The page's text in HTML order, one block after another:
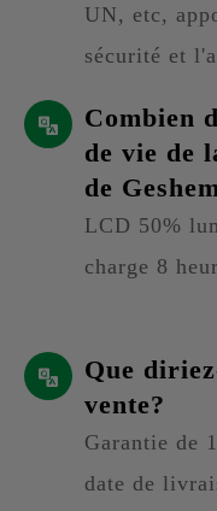
UN, etc,
sécurité et
Combien
de vie de
de
LCD 50%
charge 8
Que
vente?
Garantie de
date de